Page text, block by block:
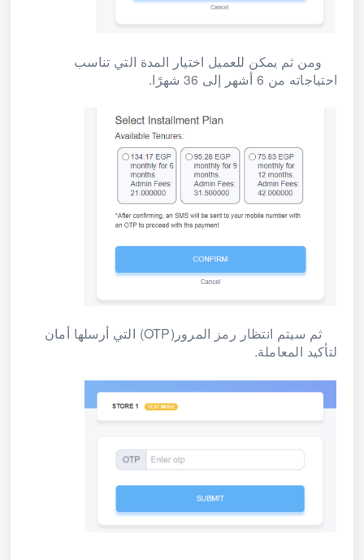
ومن ثم يمكن للعميل اختيار المدة التي تناسب
احتياجاته من 6 أشهر إلى 36 شهرًا.
ثم سيتم انتظار رمز المرور(OTP) التي أرسلها أمان
لتأكيد المعاملة.